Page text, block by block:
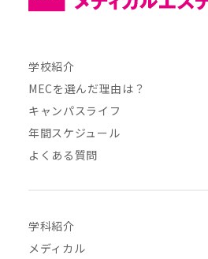
学校紹介
MECを選んだ理由は？
キャンパスライフ
年間スケジュール
よくある質問
学科紹介
メディカル